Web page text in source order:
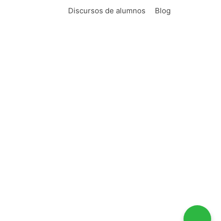
Discursos de alumnos Blog